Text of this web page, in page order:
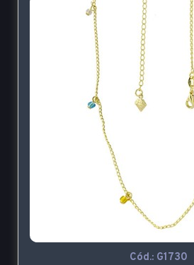
Cód.: G1730